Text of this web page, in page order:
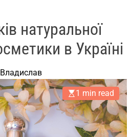
натуральної
в Україні
Владислав
1 min read